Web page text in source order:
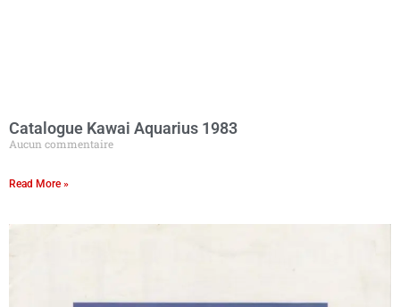
Catalogue Kawai Aquarius 1983
Aucun commentaire
Read More »